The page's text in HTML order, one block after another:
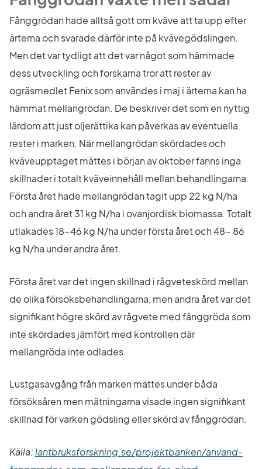
Fånggrödan hade alltså gott om kväve att ta upp efter
ärterna och svarade därför inte på kvävegödslingen.
Men det var tydligt att det var något som hämmade
dess utveckling och forskarna tror att rester av
ogräsmedlet Fenix som användes i maj i ärterna kan ha
hämmat mellangrödan. De beskriver det som en nyttig
lärdom att just oljerättika kan påverkas av eventuella
rester i marken. När mellangrödan skördades och
kväveupptaget mättes i början av oktober fanns inga
skillnader i totalt kväveinnehåll mellan behandlingarna.
Första året hade mellangrödan tagit upp 22 kg N/ha
och andra året 31 kg N/ha i ovanjordisk biomassa. Totalt
utlakades 18-46 kg N/ha under första året och 48- 86
kg N/ha under andra året.
Första året var det ingen skillnad i rågveteskörd mellan
de olika försöksbehandlingarna, men andra året var det
signifikant högre skörd av rågvete med fånggröda som
inte skördades jämfört med kontrollen där
mellangröda inte odlades.
Lustgasavgång från marken mättes under båda
försöksåren men mätningarna visade ingen signifikant
skillnad för varken gödsling eller skörd av fånggrödan.
Källa: lantbruksforskning.se/projektbanken/anvand-